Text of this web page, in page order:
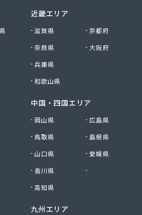
いたま
戸・鶴ヶ島支店
近畿エリア
滋賀県
京都府
奈良県
大阪府
兵庫県
和歌山県
中国・四国エリア
岡山県
広島県
鳥取県
島根県
山口県
愛媛県
香川県
高知県
九州エリア